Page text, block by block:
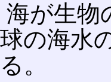
海が生物
球の海水
る。